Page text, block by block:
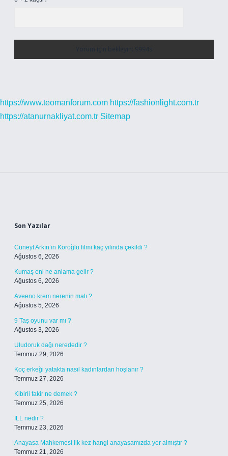
https://www.teomanforum.com https://fashionlight.com.tr
https://atanurnakliyat.com.tr Sitemap
Son Yazılar
Cüneyt Arkın’ın Köroğlu filmi kaç yılında çekildi ?
Ağustos 6, 2026
Kumaş eni ne anlama gelir ?
Ağustos 6, 2026
Aveeno krem nerenin malı ?
Ağustos 5, 2026
9 Taş oyunu var mı ?
Ağustos 3, 2026
Uludoruk dağı nerededir ?
Temmuz 29, 2026
Koç erkeği yatakta nasıl kadınlardan hoşlanır ?
Temmuz 27, 2026
Kibirli fakir ne demek ?
Temmuz 25, 2026
ILL nedir ?
Temmuz 23, 2026
Anayasa Mahkemesi ilk kez hangi anayasamızda yer almıştır ?
Temmuz 21, 2026